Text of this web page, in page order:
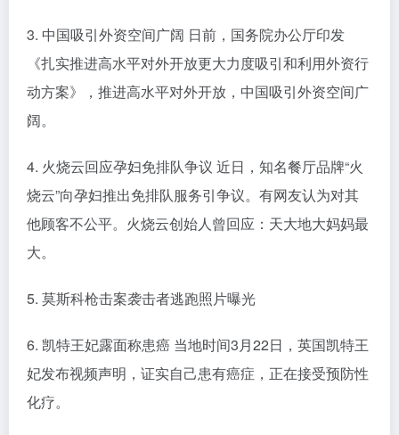
3. 中国吸引外资空间广阔 日前，国务院办公厅印发
《扎实推进高水平对外开放更大力度吸引和利用外资行
动方案》，推进高水平对外开放，中国吸引外资空间广
阔。
4. 火烧云回应孕妇免排队争议 近日，知名餐厅品牌“火
烧云”向孕妇推出免排队服务引争议。有网友认为对其
他顾客不公平。火烧云创始人曾回应：天大地大妈妈最
大。
5. 莫斯科枪击案袭击者逃跑照片曝光
6. 凯特王妃露面称患癌 当地时间3月22日，英国凯特王
妃发布视频声明，证实自己患有癌症，正在接受预防性
化疗。